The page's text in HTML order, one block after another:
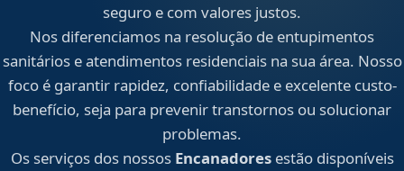
seguro e com valores justos.
Nos diferenciamos na resolução de entupimentos
sanitários e atendimentos residenciais na sua área. Nosso
foco é garantir rapidez, confiabilidade e excelente custo-
benefício, seja para prevenir transtornos ou solucionar
problemas.
Os serviços dos nossos Encanadoresestão disponíveis